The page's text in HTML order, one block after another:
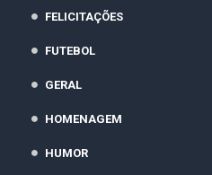
FELICITAÇÕES
FUTEBOL
GERAL
HOMENAGEM
HUMOR